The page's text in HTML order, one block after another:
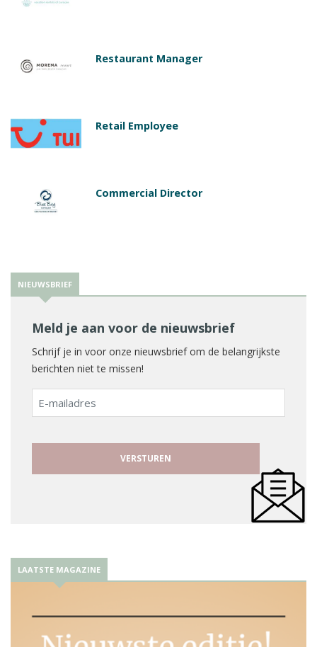
Restaurant Manager
Retail Employee
Commercial Director
NIEUWSBRIEF
Meld je aan voor de nieuwsbrief
Schrijf je in voor onze nieuwsbrief om de belangrijkste
berichten niet te missen!
E-
mailadres
LAATSTE MAGAZINE